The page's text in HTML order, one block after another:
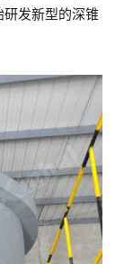
发新型的深锥